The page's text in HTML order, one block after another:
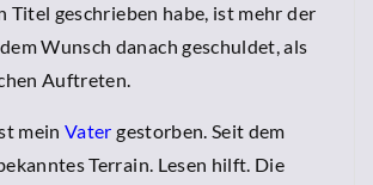
Titel geschrieben habe, ist mehr der
Wunsch danach geschuldet, als
Auftreten.
meinVater gestorben. Seit dem
Terrain. Lesen hilft. Die